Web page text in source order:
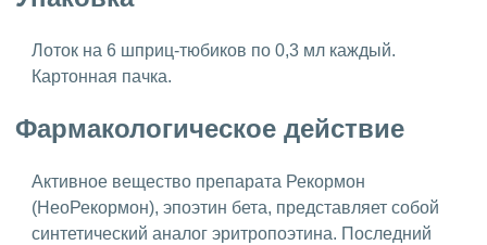
Лоток на 6 шприц-тюбиков по 0,3 мл каждый.
Картонная пачка.
Фармакологическое действие
Активное вещество препарата Рекормон
(НеоРекормон), эпоэтин бета, представляет собой
синтетический аналог эритропоэтина. Последний